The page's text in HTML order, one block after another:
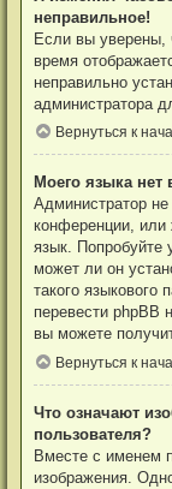
неправильное!
Если вы уверены,
время
неправильно
администратора
Вернуться к
Моего языка нет
Администратор
конференции, или
язык. Попробуйте
может ли он
такого языкового
перевести
вы можете
Вернуться к
Что означают
пользователя?
Вместе с именем
изображения.